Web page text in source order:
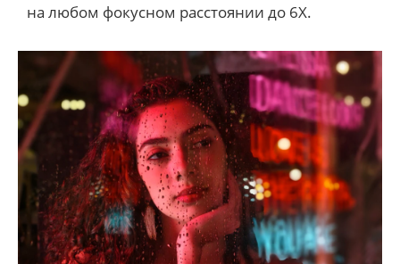
на любом фокусном расстоянии до 6X.
на любом фокусном расстоянии до 6X.